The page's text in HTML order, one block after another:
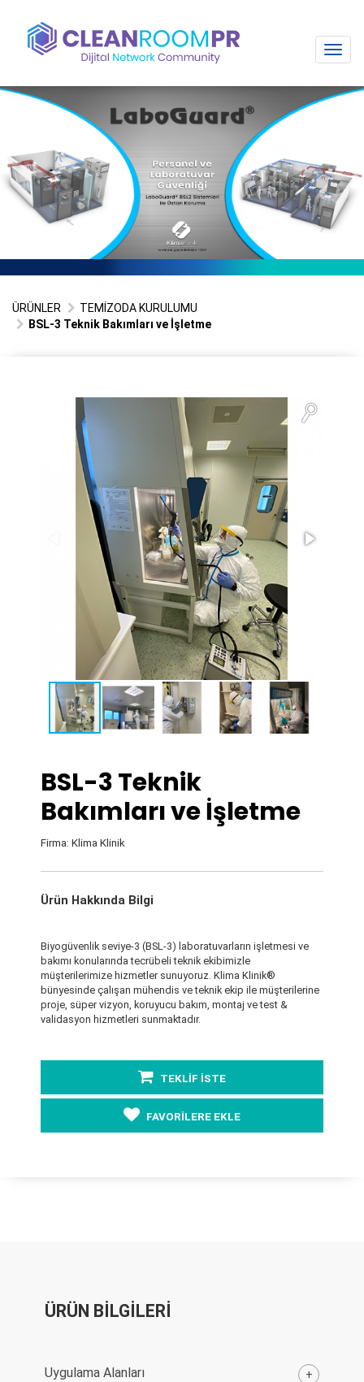
ÜRÜNLER
TEMİZODA KURULUMU
BSL-3 Teknik Bakımları ve İşletme
BSL-3 Teknik
Bakımları ve İşletme
Firma: Klima Klinik
Ürün Hakkında Bilgi
Biyogüvenlik seviye-3 (BSL-3) laboratuvarların işletmesi ve
bakımı konularında tecrübeli teknik ekibimizle
müşterilerimize hizmetler sunuyoruz. Klima Klinik®
bünyesinde çalışan mühendis ve teknik ekip ile müşterilerine
proje, süper vizyon, koruyucu bakım, montaj ve test &
validasyon hizmetleri sunmaktadır.
TEKLİF İSTE
FAVORİLERE EKLE
ÜRÜN BİLGİLERİ
Uygulama Alanları +